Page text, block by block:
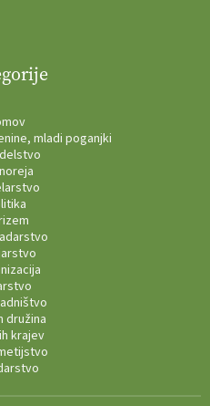
mladi poganjki
družina
krajev